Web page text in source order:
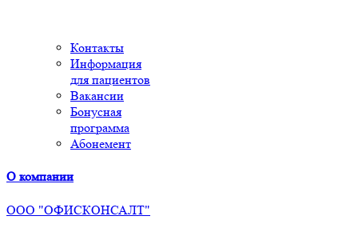
Контакты
Информация
для пациентов
Вакансии
Бонусная
программа
Абонемент
О компании
ООО "ОФИСКОНСАЛТ"